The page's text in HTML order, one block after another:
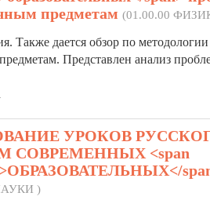
предметам (01.00.00
Также дается обзор по методологии
Представлен анализ
УРОКОВ
СОВРЕМЕННЫХ <span
)